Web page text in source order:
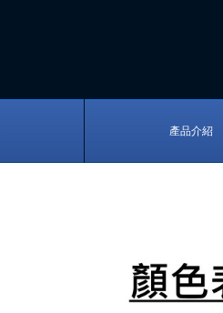
產品介紹